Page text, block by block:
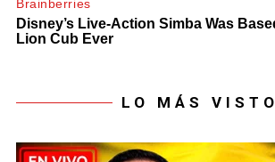
LO MÁS VISTO